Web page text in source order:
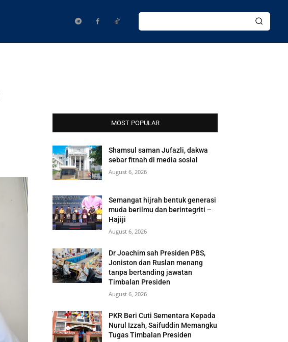
MOST POPULAR
Shamsul saman Jufazli, dakwa
sebar fitnah di media sosial
August 6, 2026
Semangat hijrah bentuk generasi
muda berilmu dan berintegriti –
Hajiji
August 6, 2026
Dr Joachim sah Presiden PBS,
Joniston dan Ruslan menang
tanpa bertanding jawatan
Timbalan Presiden
August 6, 2026
PKR Beri Cuti Sementara Kepada
Nurul Izzah, Saifuddin Memangku
Tugas Timbalan Presiden